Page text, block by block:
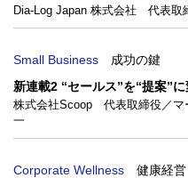
Dia-Log Japan 株式会社 代表
Small Business
成功の鍵
新連載2 “セールス”を“提案”
株式会社Scoop 代表取締役／
一
Corporate Wellness
健康経営